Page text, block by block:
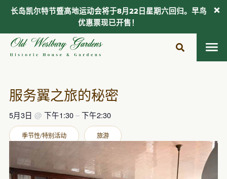
服务翼之旅的秘密
5月3日 @ 下午1:30–下午2:30
季节性/特别活动 旅游
长岛凯尔特节暨高地运动会将于8月22日星期六回归。早鸟
优惠票现已开售！